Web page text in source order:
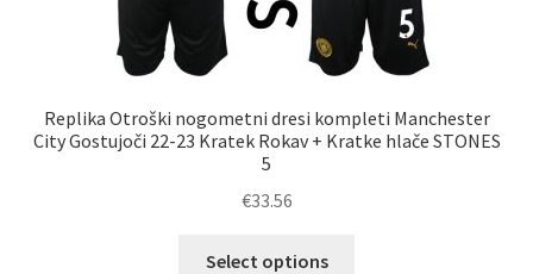
Replika Otroški nogometni dresi kompleti Manchester
City Gostujoči 22-23 Kratek Rokav + Kratke hlače STONES
5
€33.56
Select options